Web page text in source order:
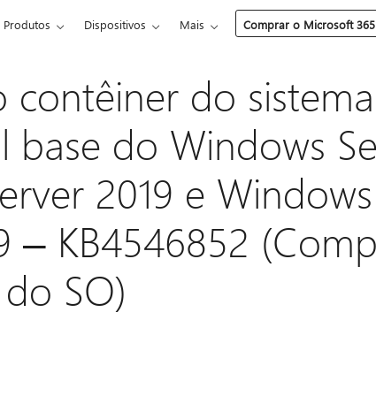
Produtos Dispositivos Mais Comprar o Microsoft 365
contêiner do sistema
base do Windows
2019 e
‒ KB4546852
SO)